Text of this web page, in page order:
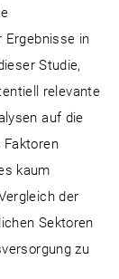
Ergebnisse in
Studie,
relevante
auf die
Faktoren
kaum
der
Sektoren
zu